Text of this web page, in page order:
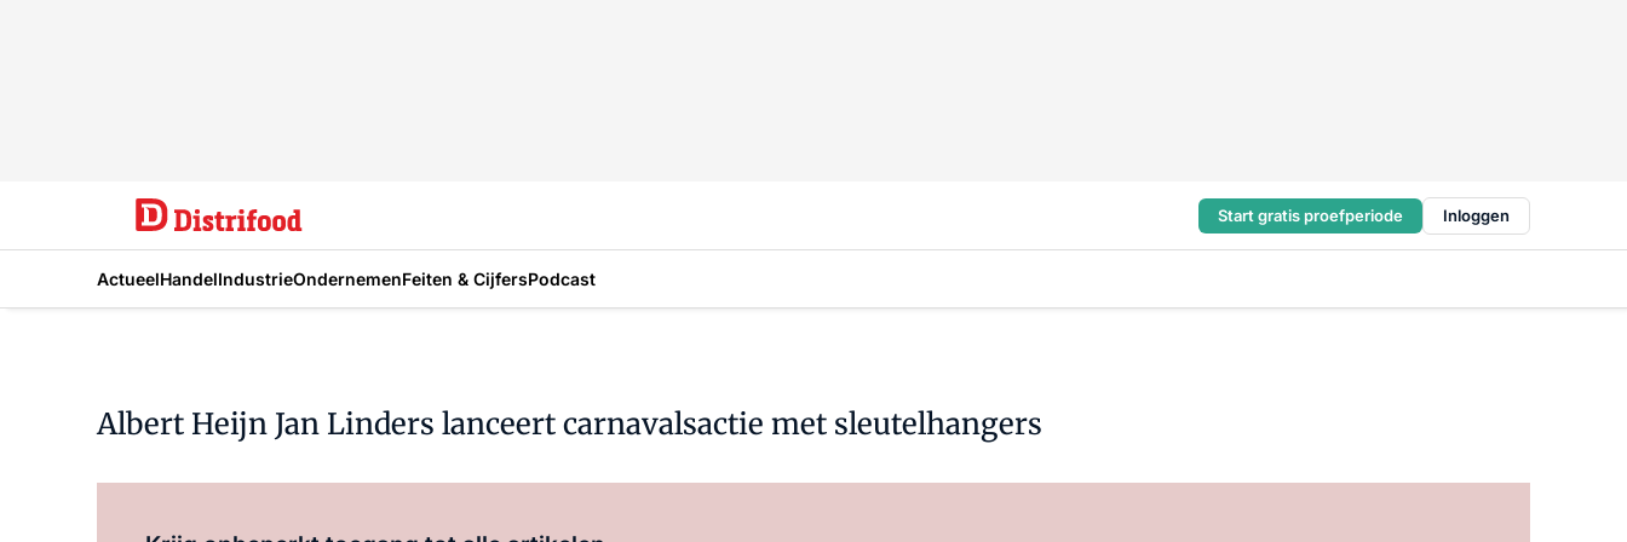
Start gratis proefperiode Inloggen
ActueelHandelIndustrieOndernemenFeiten & CijfersPodcast
Albert Heijn Jan Linders lanceert carnavalsactie met sleutelhangers